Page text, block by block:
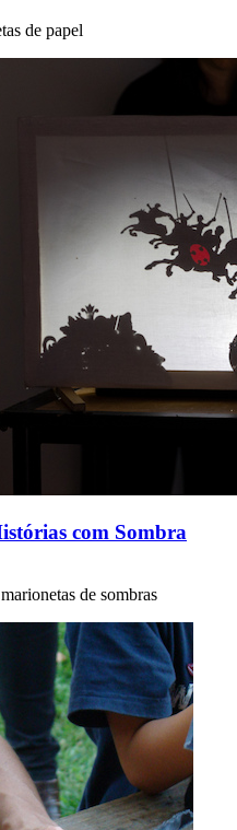
de papel
com Sombra
de sombras